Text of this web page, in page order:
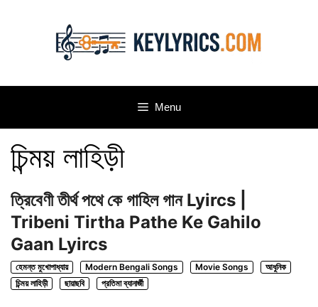
Menu
চিন্ময় লাহিড়ী
ত্রিবেণী তীর্থ পথে কে গাহিল গান Lyircs |
Tribeni Tirtha Pathe Ke Gahilo
Gaan Lyircs
হেমন্ত মুখোপাধ্যায় Modern Bengali Songs Movie Songs
আধুনিক
চিন্ময় লাহিড়ী
ছায়াছবি প্রতিমা ব্যানার্জী